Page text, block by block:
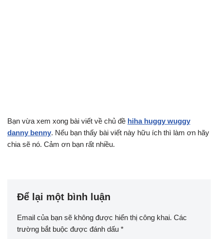
Bạn vừa xem xong bài viết về chủ đề hiha huggy wuggy
danny benny. Nếu bạn thấy bài viết này hữu ích thì làm ơn hãy
chia sẽ nó. Cảm ơn bạn rất nhiều.
Để lại một bình luận
Email của bạn sẽ không được hiển thị công khai. Các
trường bắt buộc được đánh dấu *